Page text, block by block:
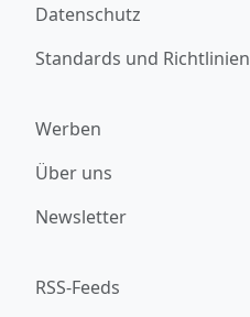
Datenschutz
Standards und Richtlinien
Werben
Über uns
Newsletter
RSS-Feeds